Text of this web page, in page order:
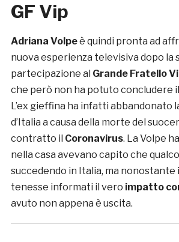
GF Vip
Adriana Volpeè quindi pronta ad
nuova esperienza televisiva dopo la
partecipazione al Grande Fratello
che però non ha potuto concludere
L’ex gieffina ha infatti abbandonato
d’Italia a causa della morte del
contratto il Coronavirus. La Volpe
nella casa avevano capito che
succedendo in Italia, ma
tenesse informati il vero impatto
avuto non appena è uscita.